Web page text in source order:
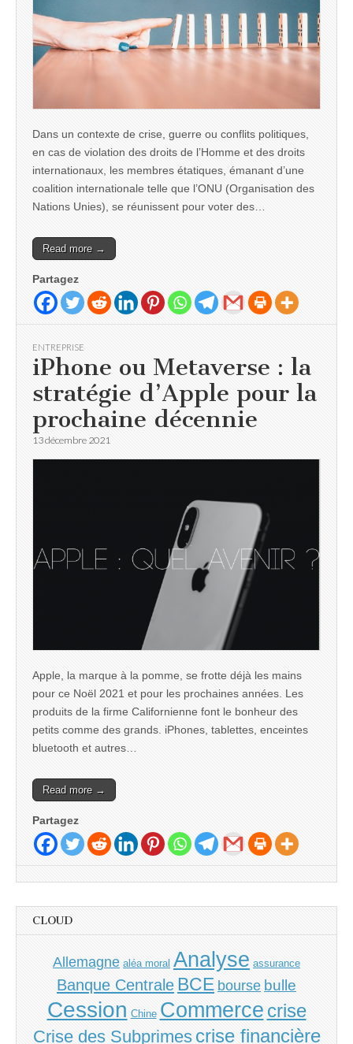
Dans un contexte de crise, guerre ou conflits politiques,
en cas de violation des droits de l’Homme et des droits
internationaux, les membres étatiques, émanant d’une
coalition internationale telle que l’ONU (Organisation des
Nations Unies), se réunissent pour voter des…
Read more →
Partagez
ENTREPRISE
iPhone ou Metaverse : la
stratégie d’Apple pour la
prochaine décennie
13 décembre 2021
Apple, la marque à la pomme, se frotte déjà les mains
pour ce Noël 2021 et pour les prochaines années. Les
produits de la firme Californienne font le bonheur des
petits comme des grands. iPhones, tablettes, enceintes
bluetooth et autres…
Read more →
Partagez
CLOUD
Allemagne aléa moral Analyse assurance
Banque Centrale BCE bourse bulle
Cession Chine Commerce crise
Crise des Subprimes crise financière